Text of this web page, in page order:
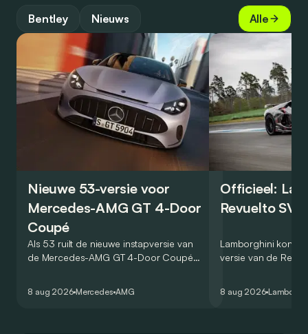
Bentley Nieuws Alle
Nieuwe 53-versie voor
Mercedes-AMG GT 4-Door
Coupé
Als 53 ruilt de nieuwe instapversie van
de Mercedes-AMG GT 4-Door Coupé
8 aug 2026 Mercedes AMG
Officieel:
Revuelto SV
Lamborghini
versie van de
een record voor
8 aug 2026